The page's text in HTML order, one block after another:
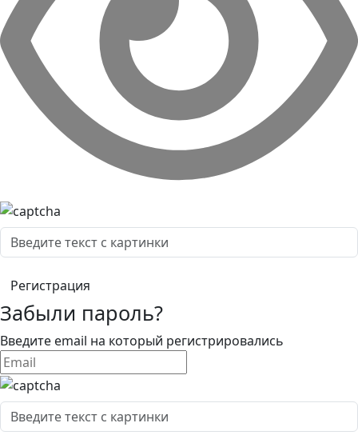
Забыли пароль?
Введите email на который регистрировались